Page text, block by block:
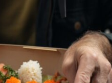
pantalla Full HD,
como
de dos mil sets